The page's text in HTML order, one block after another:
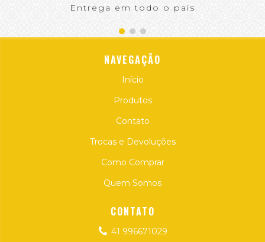
Entrega em todo o país
NAVEGAÇÃO
Início
Produtos
Contato
Trocas e Devoluções
Como Comprar
Quem Somos
CONTATO
41 996671029